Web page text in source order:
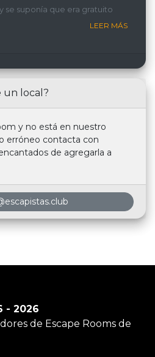
se suponía que era gratuito
LEER MÁS
un local?
y no está en nuestro
erróneo contacta con
de agregarla a
- 2026
de Escape Rooms de